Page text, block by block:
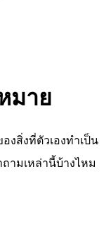
มาย
งสิ่งที่ตัวเองทำเป็น
ถามเหล่านี้บ้างไหม